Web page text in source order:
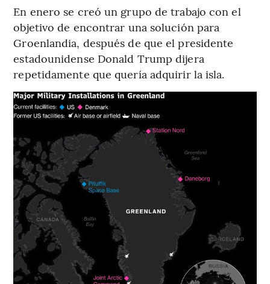
En enero se creó un grupo de trabajo con el
objetivo de encontrar una solución para
Groenlandia, después de que el presidente
estadounidense Donald Trump dijera
repetidamente que quería adquirir la isla.